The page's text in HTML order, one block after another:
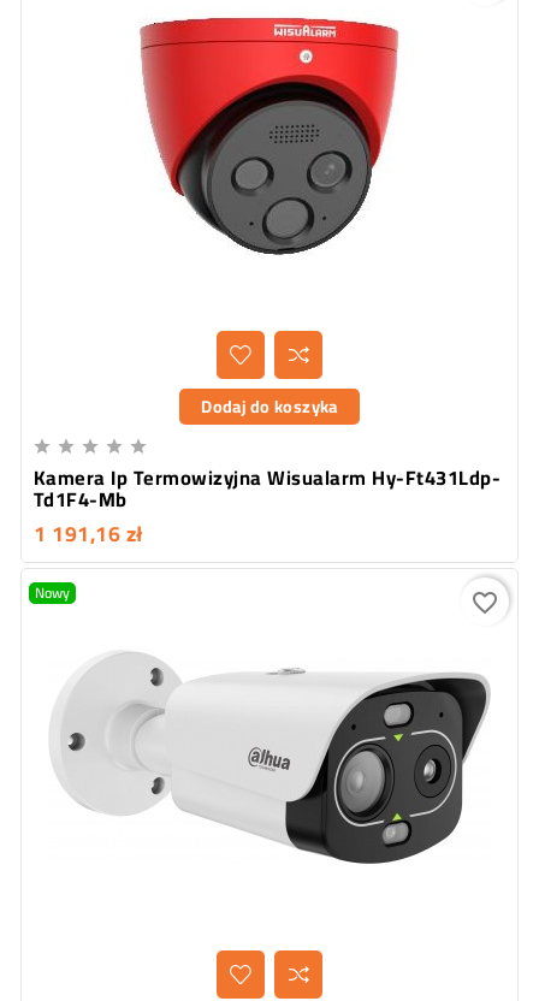
Dodaj do koszyka
    
Kamera Ip Termowizyjna Wisualarm Hy-Ft431Ldp-
Td1F4-Mb
1 191,16 zł
Nowy favorite_border